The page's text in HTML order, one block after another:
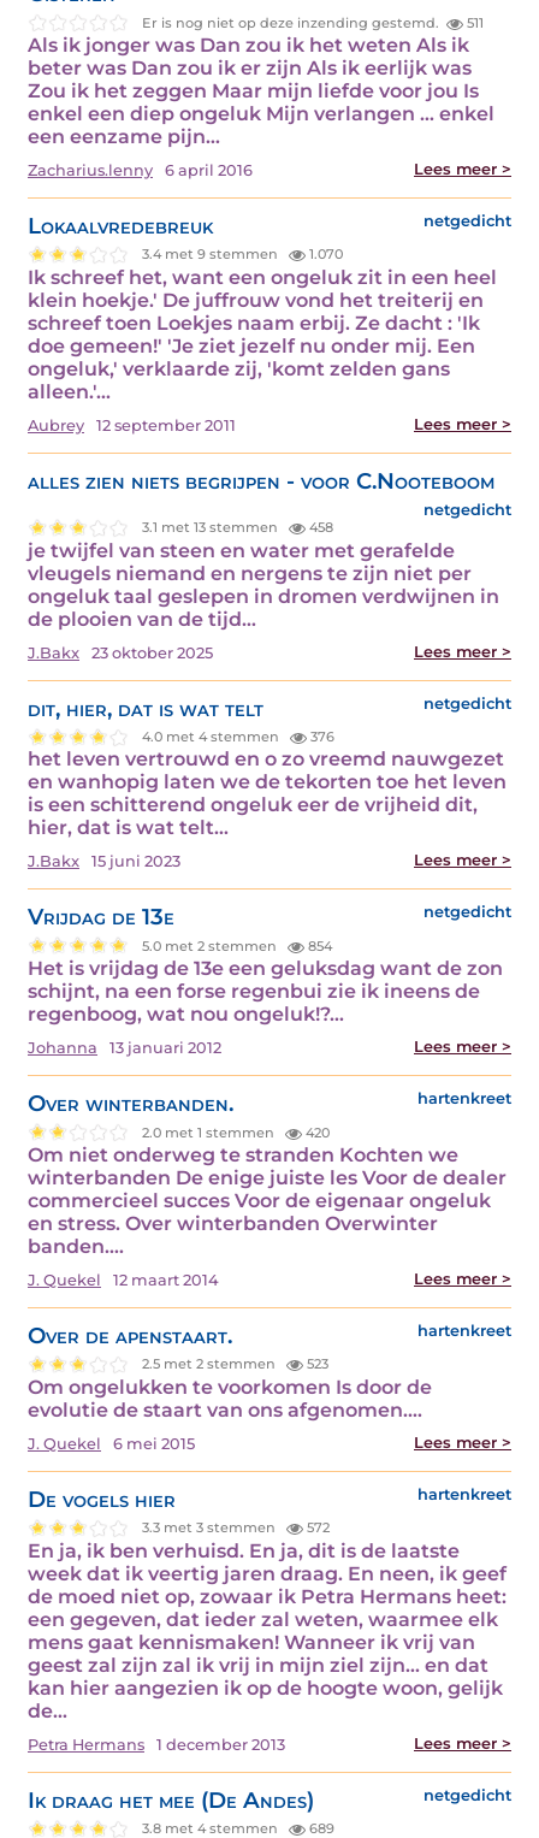
Er is nog niet op deze inzending gestemd. 511
Als ik jonger was Dan zou ik het weten Als ik
beter was Dan zou ik er zijn Als ik eerlijk was
Zou ik het zeggen Maar mijn liefde voor jou Is
enkel een diep ongeluk Mijn verlangen … enkel
een eenzame pijn…
Zacharius.lenny 6 april 2016 Lees meer >
Lokaalvredebreuk netgedicht
3.4 met 9 stemmen 1.070
Ik schreef het, want een ongeluk zit in een heel
klein hoekje.' De juffrouw vond het treiterij en
schreef toen Loekjes naam erbij. Ze dacht : 'Ik
doe gemeen!' 'Je ziet jezelf nu onder mij. Een
ongeluk,' verklaarde zij, 'komt zelden gans
alleen.'…
Aubrey 12 september 2011 Lees meer >
alles zien niets begrijpen - voor C.Nooteboom
netgedicht
3.1 met 13 stemmen 458
je twijfel van steen en water met gerafelde
vleugels niemand en nergens te zijn niet per
ongeluk taal geslepen in dromen verdwijnen in
de plooien van de tijd…
J.Bakx 23 oktober 2025 Lees meer >
dit, hier, dat is wat telt netgedicht
4.0 met 4 stemmen 376
het leven vertrouwd en o zo vreemd nauwgezet
en wanhopig laten we de tekorten toe het leven
is een schitterend ongeluk eer de vrijheid dit,
hier, dat is wat telt…
J.Bakx 15 juni 2023 Lees meer >
Vrijdag de 13e netgedicht
5.0 met 2 stemmen 854
Het is vrijdag de 13e een geluksdag want de zon
schijnt, na een forse regenbui zie ik ineens de
regenboog, wat nou ongeluk!?…
Johanna 13 januari 2012 Lees meer >
Over winterbanden. hartenkreet
2.0 met 1 stemmen 420
Om niet onderweg te stranden Kochten we
winterbanden De enige juiste les Voor de dealer
commercieel succes Voor de eigenaar ongeluk
en stress. Over winterbanden Overwinter
banden.…
J. Quekel 12 maart 2014 Lees meer >
Over de apenstaart. hartenkreet
2.5 met 2 stemmen 523
Om ongelukken te voorkomen Is door de
evolutie de staart van ons afgenomen.…
J. Quekel 6 mei 2015 Lees meer >
De vogels hier hartenkreet
3.3 met 3 stemmen 572
En ja, ik ben verhuisd. En ja, dit is de laatste
week dat ik veertig jaren draag. En neen, ik geef
de moed niet op, zowaar ik Petra Hermans heet:
een gegeven, dat ieder zal weten, waarmee elk
mens gaat kennismaken! Wanneer ik vrij van
geest zal zijn zal ik vrij in mijn ziel zijn... en dat
kan hier aangezien ik op de hoogte woon, gelijk
de…
Petra Hermans 1 december 2013 Lees meer >
Ik draag het mee (De Andes) netgedicht
3.8 met 4 stemmen 689